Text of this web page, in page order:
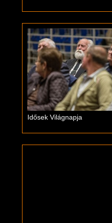
Idősek Világnapja